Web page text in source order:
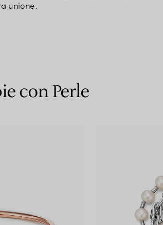
unione.
con Perle